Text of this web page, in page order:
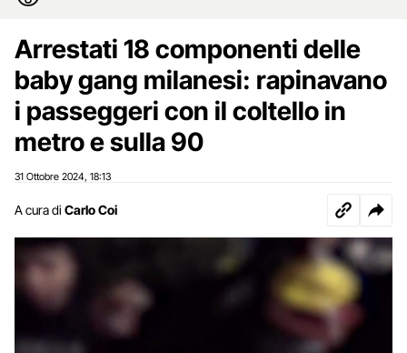
Arrestati 18 componenti delle
baby gang milanesi: rapinavano
i passeggeri con il coltello in
metro e sulla 90
31 Ottobre 2024 18:13
A cura di Carlo Coi